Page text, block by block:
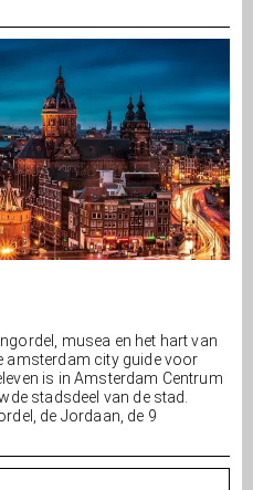
musea en het hart van
amsterdam city guide voor
is in Amsterdam Centrum
stadsdeel van de stad.
de Jordaan, de 9